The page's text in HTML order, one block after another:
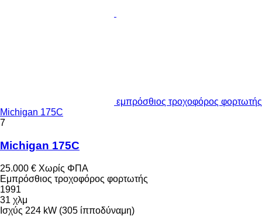
εμπρόσθιος τροχοφόρος φορτωτής
Michigan 175C
7
Michigan 175C
25.000 € Χωρίς ΦΠΑ
Εμπρόσθιος τροχοφόρος φορτωτής
1991
31 χλμ
Ισχύς 224 kW (305 ίπποδύναμη)